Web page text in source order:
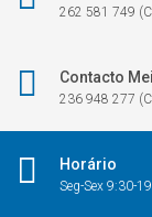
262 581 749
Contacto
236 948 277
Horário
Seg-Sex 9:30-